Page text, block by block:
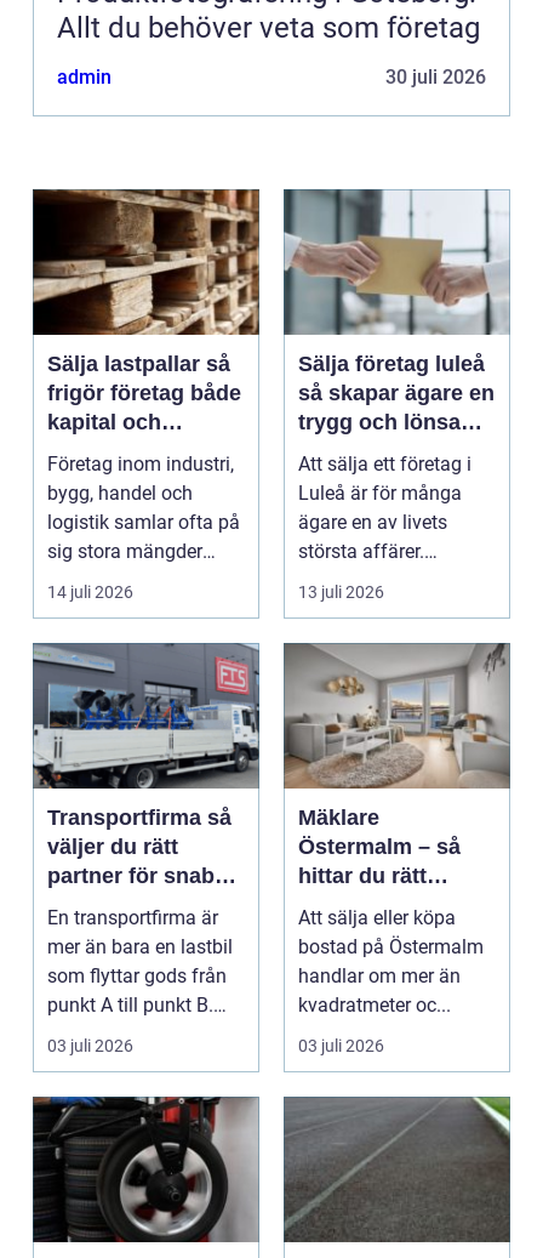
Allt du behöver veta som företag
admin 30 juli 2026
Sälja lastpallar så
frigör företag både
kapital och
lagerutrymme
Företag inom industri,
bygg, handel och
logistik samlar ofta på
sig stora mängder
lastpallar. De tar...
14 juli 2026
Sälja företag luleå
så skapar ägare en
trygg och lönsam
affär
Att sälja ett företag i
Luleå är för många
ägare en av livets
största affärer.
Beslutet rymmer både
13 juli 2026
Transportfirma så
väljer du rätt
partner för snabba
och trygga
leveranser
En transportfirma är
mer än bara en lastbil
som flyttar gods från
punkt A till punkt B.
Rätt partner...
03 juli 2026
Mäklare
Östermalm – så
hittar du rätt
kompetens för din
bostadsaffär
Att sälja eller köpa
bostad på Östermalm
handlar om mer än
kvadratmeter oc...
03 juli 2026